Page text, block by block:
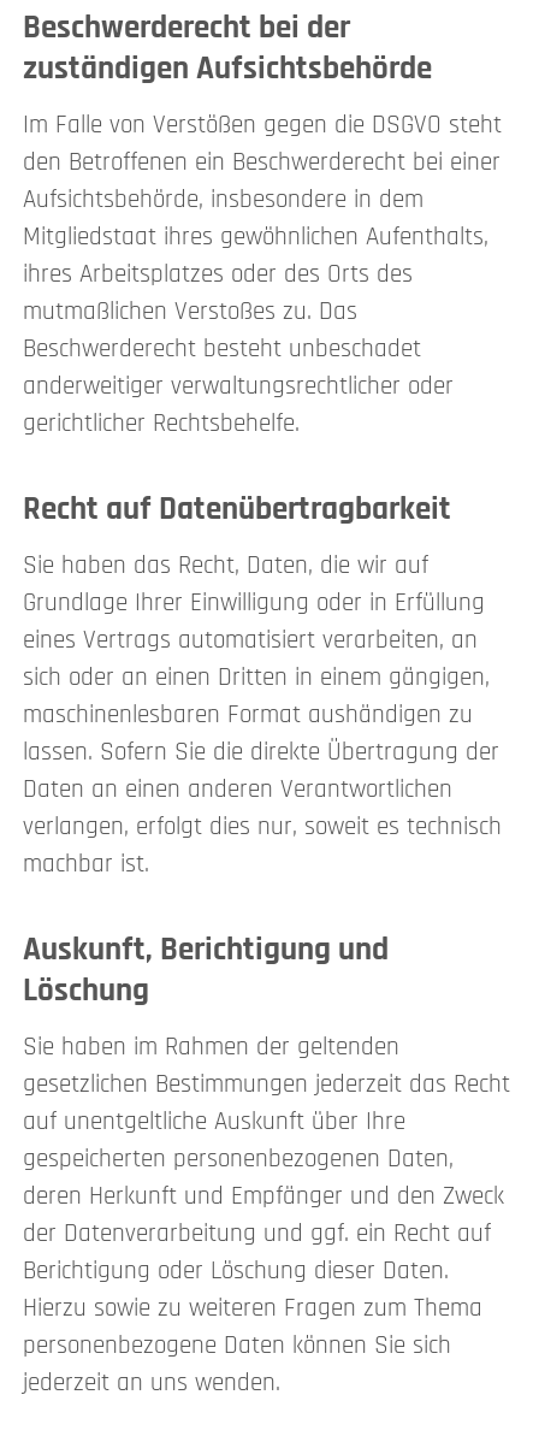
Beschwerde­recht bei der
zuständigen Aufsichts­behörde
Im Falle von Verstößen gegen die DSGVO steht
den Betroffenen ein Beschwerderecht bei einer
Aufsichtsbehörde, insbesondere in dem
Mitgliedstaat ihres gewöhnlichen Aufenthalts,
ihres Arbeitsplatzes oder des Orts des
mutmaßlichen Verstoßes zu. Das
Beschwerderecht besteht unbeschadet
anderweitiger verwaltungsrechtlicher oder
gerichtlicher Rechtsbehelfe.
Recht auf Daten­übertrag­barkeit
Sie haben das Recht, Daten, die wir auf
Grundlage Ihrer Einwilligung oder in Erfüllung
eines Vertrags automatisiert verarbeiten, an
sich oder an einen Dritten in einem gängigen,
maschinenlesbaren Format aushändigen zu
lassen. Sofern Sie die direkte Übertragung der
Daten an einen anderen Verantwortlichen
verlangen, erfolgt dies nur, soweit es technisch
machbar ist.
Auskunft, Berichtigung und
Löschung
Sie haben im Rahmen der geltenden
gesetzlichen Bestimmungen jederzeit das Recht
auf unentgeltliche Auskunft über Ihre
gespeicherten personenbezogenen Daten,
deren Herkunft und Empfänger und den Zweck
der Datenverarbeitung und ggf. ein Recht auf
Berichtigung oder Löschung dieser Daten.
Hierzu sowie zu weiteren Fragen zum Thema
personenbezogene Daten können Sie sich
jederzeit an uns wenden.